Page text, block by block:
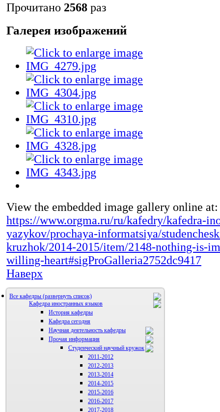
Прочитано 2568 раз
Галерея изображений
View the embedded image gallery online at:
https://www.orgma.ru/ru/kafedry/kafedra-
yazykov/prochaya-informatsiya/
kruzhok/2014-2015/item/2148-nothing-is-
willing-heart#sigProGalleria2752dc9417
Наверх
Все кафедры
Кафедра иностранных языков
История кафедры
Кафедра сегодня
Научная деятельность кафедры
Аспиранты
Прочая информация
Студенческий научный кружок
2011-2012
2012-2013
2013-2014
2014-2015
2015-2016
2016-2017
2017-2018